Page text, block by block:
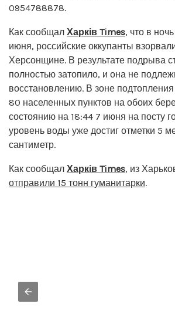
0954788878.
Как сообщал Харків Times, что в
июня, российские оккупанты
Херсонщине. В результате подрыва
полностью затопило, и она не
восстановлению. В зоне
80 населенных пунктов на обоих
состоянию на 18:44 7 июня на посту
уровень воды уже достиг отметки 5
сантиметр.
Как сообщал Харків Times, из
отправили 15 тонн гуманитарки.